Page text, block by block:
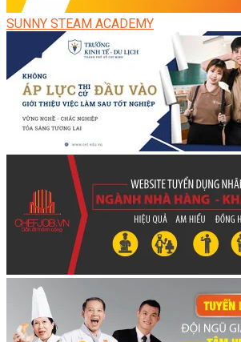
SUNNY STEAM ACADEMY